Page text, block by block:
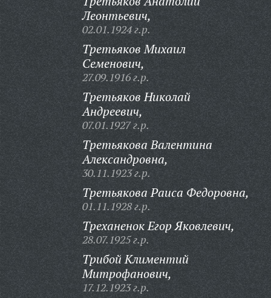
Леонтьевич,
02.01.1924 г.р.
Третьяков Михаил
Семенович,
27.09.1916 г.р.
Третьяков Николай
Андреевич,
07.01.1927 г.р.
Третьякова Валентина
Александровна,
30.11.1923 г.р.
Третьякова Раиса Федоровна,
01.11.1928 г.р.
Треханенок Егор Яковлевич,
28.07.1925 г.р.
Трибой Климентий
Митрофанович,
17.12.1923 г.р.